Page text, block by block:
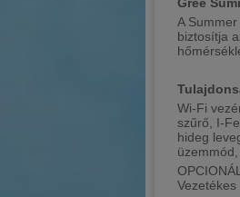
A
biztosítja
Wi-Fi
szűrő, I-
hideg